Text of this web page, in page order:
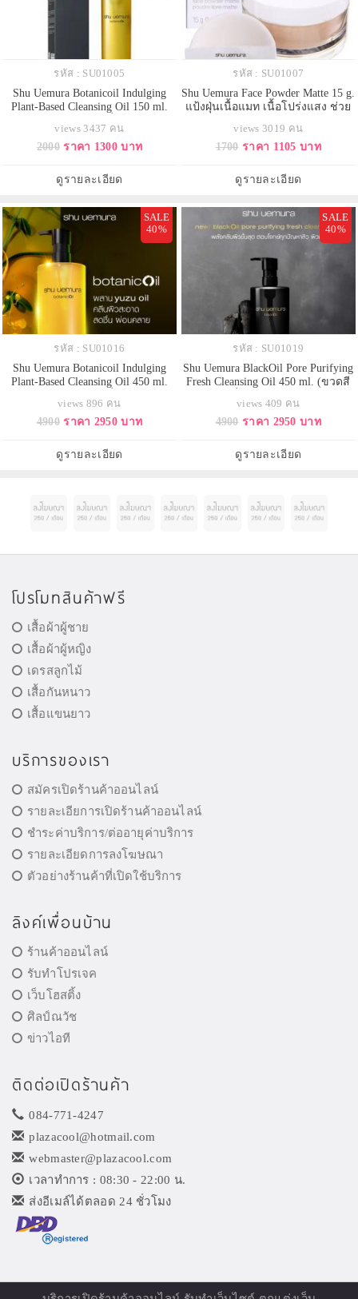
รหัส : SU01005
Shu Uemura Botanicoil Indulging
Plant-Based Cleansing Oil 150 ml.
plant-based จากธรรมชาติ ผลิตขึ้น
อย่างภาคภูมิใจในประเทศญี่ปุ่น ด้วย
ญี่ปุ่น อัดแน่นด้วยสารสกัดจากส้มยูสุ
ญี่ปุ่น ที่ขจัดทั้งเมคอัพ แล
views 3437 คน
2000 ราคา 1300 บาท
ดูรายละเอียด
รหัส : SU01007
Shu Uemura Face Powder Matte 15 g.
แป้งฝุ่นเนื้อแมท เนื้อโปร่งแสง ช่วย
อำพรางริ้วรอยและรูขุมขน ช่วย
ควบคุมความมัน เพื่อผิวธรรมดาถึง
ละเอียดให้ลุค Matte เป็นธรรมชาติ
ให้สีผิวสว่างใส ๆ
views 3019 คน
1700 ราคา 1105 บาท
ดูรายละเอียด
SALE
40%
รหัส : SU01016
Shu Uemura Botanicoil Indulging
Plant-Based Cleansing Oil 450 ml.
plant-based จากธรรมชาติ ผลิตขึ้น
อย่างภาคภูมิใจในประเทศญี่ปุ่น ด้วย
ญี่ปุ่น อัดแน่นด้วยสารสกัดจากส้มยูสุ
ญี่ปุ่น ที่ขจัดทั้งเมคอัพ แล
views 896 คน
4900 ราคา 2950 บาท
ดูรายละเอียด
SALE
40%
รหัส : SU01019
Shu Uemura BlackOil Pore Purifying
Fresh Cleansing Oil 450 ml. (ขวดสี
ขั้นสุด พร้อมส่วนผสมบำรุงผิวแบบ
จัดเต็ม ออกแบบมาเพื่อตอบโจทย์
โคลและข้าวสีนิลจาก ช่วยลดความ
มันส่วนเกิน ขจัดสิ่งสกปรกในรูขุม
views 409 คน
4900 ราคา 2950 บาท
ดูรายละเอียด
โปรโมทสินค้าฟรี
เสื้อผ้าผู้ชาย
เสื้อผ้าผู้หญิง
เดรสลูกไม้
เสื้อกันหนาว
เสื้อแขนยาว
บริการของเรา
สมัครเปิดร้านค้าออนไลน์
รายละเอียการเปิดร้านค้าออนไลน์
ชำระค่าบริการ/ต่ออายุค่าบริการ
รายละเอียดการลงโฆษณา
ตัวอย่างร้านค้าที่เปิดใช้บริการ
ลิงค์เพื่อนบ้าน
ร้านค้าออนไลน์
รับทำโปรเจค
เว็บโฮสติ้ง
ศิลป์ณวัช
ข่าวไอที
ติดต่อเปิดร้านค้า
084-771-4247
plazacool@hotmail.com
webmaster@plazacool.com
เวลาทำการ : 08:30 - 22:00 น.
ส่งอีเมล์ได้ตลอด 24 ชั่วโมง